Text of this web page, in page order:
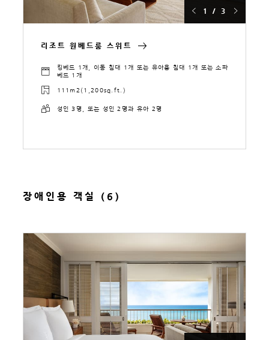
1 / 3
리조트 원베드룸 스위트
킹베드 1개, 이동 침대 1개 또는 유아용 침대 1개 또는 소파
베드 1개
111m2(1,200sq.ft.)
성인 3명, 또는 성인 2명과 유아 2명
장애인용 객실 (6)